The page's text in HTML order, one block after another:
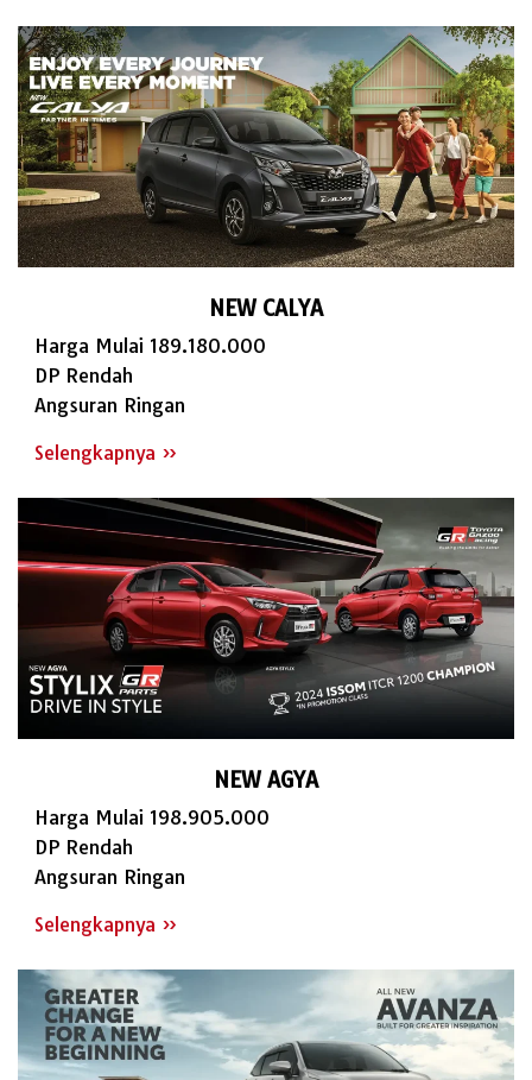
NEW CALYA
Harga Mulai 189.180.000
DP Rendah
Angsuran Ringan
Selengkapnya »
NEW AGYA
Harga Mulai 198.905.000
DP Rendah
Angsuran Ringan
Selengkapnya »